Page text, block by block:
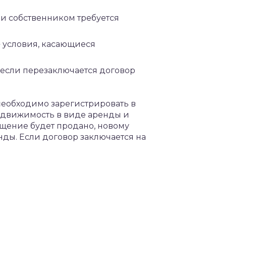
собственником требуется
касающиеся
перезаключается договор
зарегистрировать в
в виде аренды и
будет продано, новому
Если договор заключается на